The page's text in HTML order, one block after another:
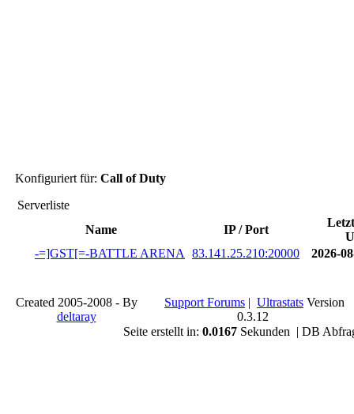
Konfiguriert für: Call of Duty
Serverliste
Name
IP / Port
-=]GST[=-BATTLE ARENA
83.141.25.210:20000 2026-
Created 2005-2008 - By
deltaray
Support Forums | Ultrastats Version
0.3.12
Seite erstellt in: 0.0167Sekunden | DB